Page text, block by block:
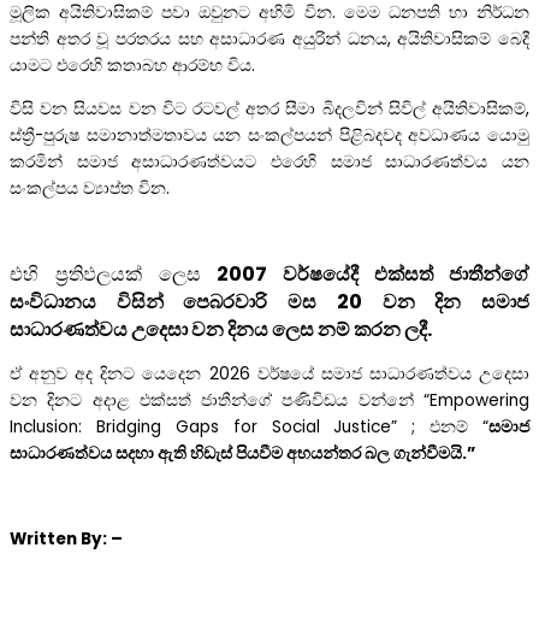
මූලික අයිතිවාසිකම් පවා ඔවුනට අහිමි වින. මෙම ධනපති හා නිර්ධන
පන්ති අතර වූ පරතරය සහ අසාධාරණ අයුරින් ධනය, අයිතිවාසිකම් බෙදී
යාමට එරෙහි කතාබහ ආරම්භ විය.
විසි වන සියවස වන විට රටවල් අතර සීමා බිදලවින් සිවිල් අයිතිවාසිකම්,
ස්ත්‍රී-පුරුෂ සමානාත්මතාවය යන සංකල්පයන් පිළිබදවද අවධාණය යොමු
කරමින් සමාජ අසාධාරණත්වයට එරෙහි සමාජ සාධාරණත්වය යන
සංකල්පය ව්‍යාප්ත වින.
එහි ප්‍රතිඵලයක් ලෙස 2007 වර්ෂයේදී එක්සත් ජාතීන්ගේ
සංවිධානය විසින් පෙබරවාරි මස 20 වන දින සමාජ
සාධාරණත්වය උදෙසා වන දිනය ලෙස නම් කරන ලදී.
ඒ අනුව අද දිනට යෙදෙන 2026 වර්ෂයේ සමාජ සාධාරණත්වය උදෙසා
වන දිනට අදාළ එක්සත් ජාතීන්ගේ පණිවිඩය වන්නේ “Empowering
Inclusion: Bridging Gaps for Social Justice” ; එනම් “සමාජ
සාධාරණත්වය සදහා ඇති හිඩැස් පියවීම අභයන්තර බල ගැන්වීමයි.”
Written By: –